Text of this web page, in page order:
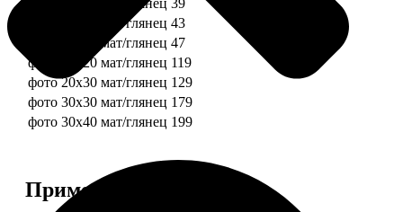
фото 13х18 мат/глянец 39
фото 15х15 мат/глянец 43
фото 15х20 мат/глянец 47
фото 20х20 мат/глянец 119
фото 20х30 мат/глянец 129
фото 30х30 мат/глянец 179
фото 30х40 мат/глянец 199
Примеры работ